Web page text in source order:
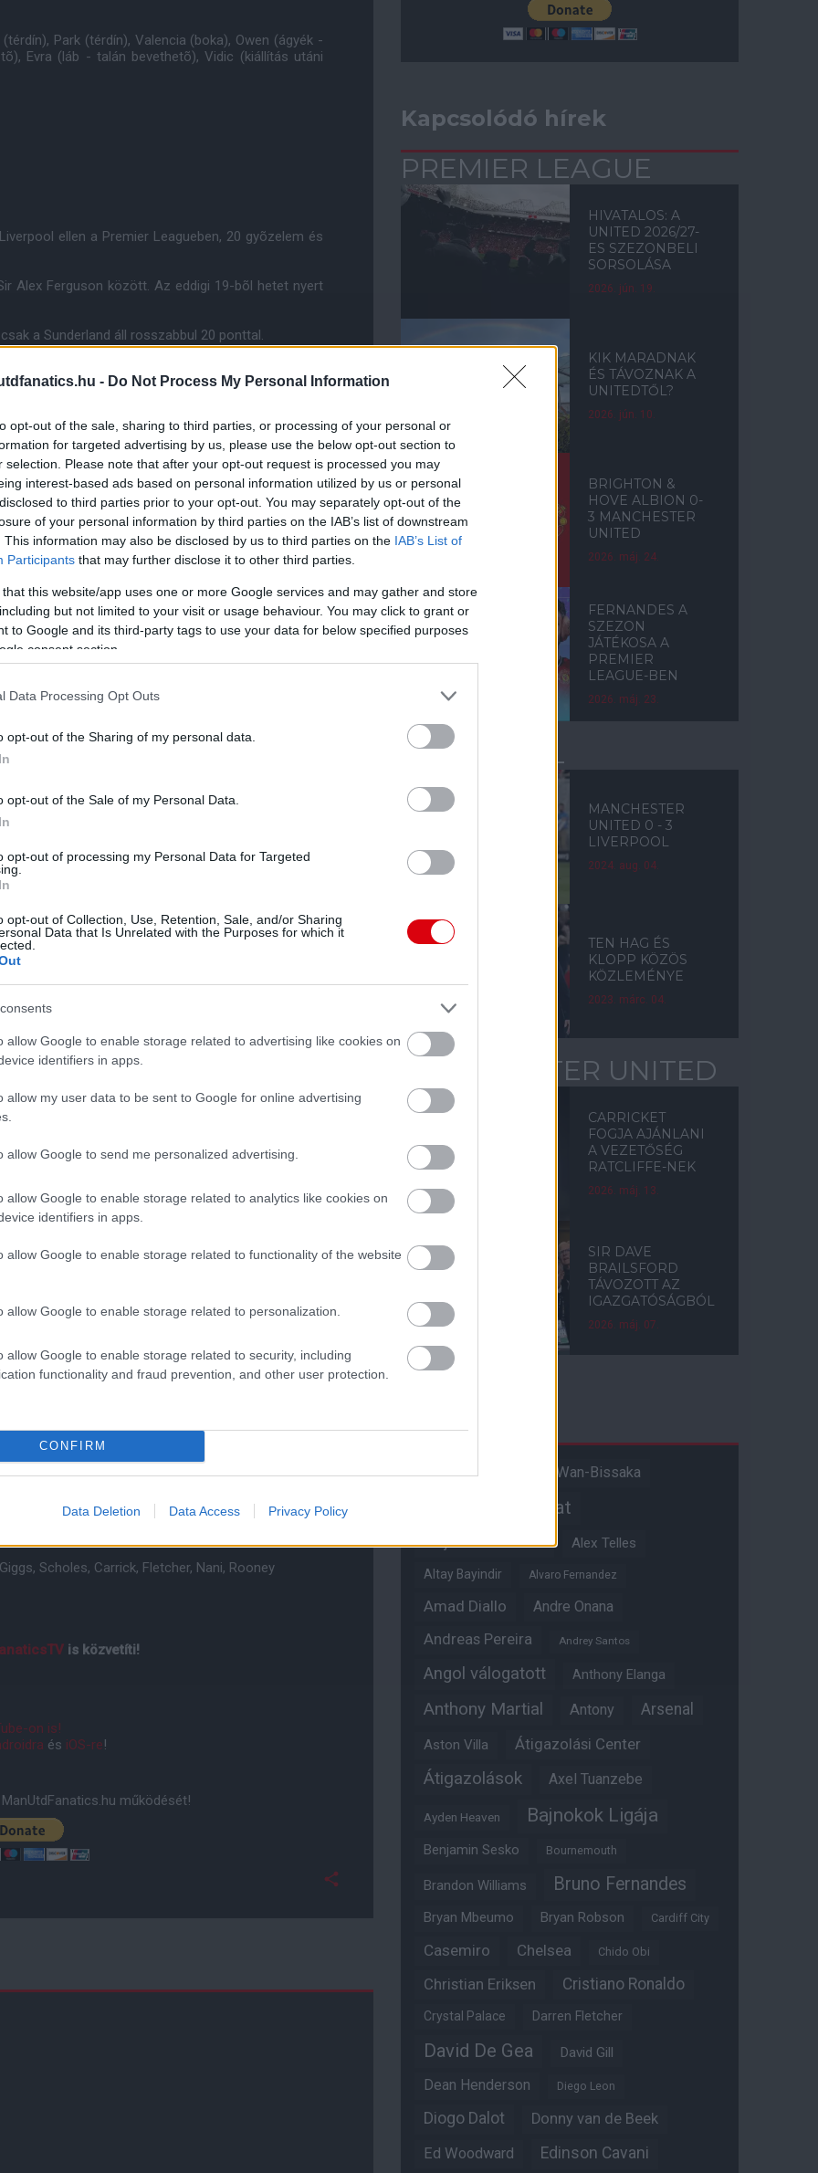
- Do Not Process My Personal Information
opt-out of the sale, sharing to third parties, or processing of your personal or
for targeted advertising by us, please use the below opt-out section to
selection. Please note that after your opt-out request is processed you may
interest-based ads based on personal information utilized by us or personal
to third parties prior to your opt-out. You may separately opt-out of the
of your personal information by third parties on the IAB’s list of downstream
This information may also be disclosed by us to third parties on the IAB’s List of
Participants that may further disclose it to other third parties.
that this website/app uses one or more Google services and may gather and store
but not limited to your visit or usage behaviour. You may click to grant or
to Google and its third-party tags to use your data for below specified purposes
consent section.
Data Processing Opt Outs
opt-out of the Sharing of my personal data.
opt-out of the Sale of my Personal Data.
opt-out of processing my Personal Data for Targeted
opt-out of Collection, Use, Retention, Sale, and/or Sharing
Data that Is Unrelated with the Purposes for which it
allow Google to enable storage related to advertising like cookies on
identifiers in apps.
allow my user data to be sent to Google for online advertising
allow Google to send me personalized advertising.
allow Google to enable storage related to analytics like cookies on
identifiers in apps.
allow Google to enable storage related to functionality of the website
allow Google to enable storage related to personalization.
allow Google to enable storage related to security, including
functionality and fraud prevention, and other user protection.
CONFIRM
Data Deletion Data Access Privacy Policy
Park (térdín), Valencia (boka), Owen (ágyék -
Evra (láb - talán bevethetõ), Vidic (kiállítás utáni
ellen a Premier Leagueben, 20 gyõzelem és
Alex Ferguson között. Az eddigi 19-bõl hetet nyert
a Sunderland áll rosszabbul 20 ponttal.
négy hazai bajnoki mérkõzésen.
28 meccsen 62 gólt szereztek.
a találkozó. A 949-bõl megnyert 563-at, 226-szor
23-szor, kikapott 14-szer és 12-szer döntetlent ért
legtöbbet foglalkoztatott játékosává válik
közösen állnak az élen 606 mérkõzéssel.
60 Pool gyõzelem, 251-232-es gólarány a United
10 Pool siker és 7 döntetlen, 55-42-es
8 gól(4 PL), Ngog 8 gól(2 PL)
Nani 10 gól(9 PL), Rooney 8 gól(7 PL)
színeiben
Lucas, Gerrard, Meireles, Kuyt, Suarez
Scholes, Carrick, Fletcher, Nani, Rooney
is közvetíti!
on is!
és iOS-re!
működését!
Kapcsolódó hírek
PREMIER LEAGUE
HIVATALOS: A
UNITED 2026/27-
ES SZEZONBELI
SORSOLÁSA
2026. jún. 19.
KIK MARADNAK
ÉS TÁVOZNAK A
UNITEDTŐL?
2026. jún. 10.
BRIGHTON &
HOVE ALBION 0-
3 MANCHESTER
UNITED
2026. máj. 24.
FERNANDES A
SZEZON
JÁTÉKOSA A
PREMIER
LEAGUE-BEN
2026. máj. 23.
LIVERPOOL
MANCHESTER
UNITED 0 - 3
LIVERPOOL
2024. aug. 04.
TEN HAG ÉS
KLOPP KÖZÖS
KÖZLEMÉNYE
2023. márc. 04.
MANCHESTER UNITED
CARRICKET
FOGJA AJÁNLANI
A VEZETŐSÉG
RATCLIFFE-NEK
2026. máj. 13.
SIR DAVE
BRAILSFORD
TÁVOZOTT AZ
IGAZGATÓSÁGBÓL
2026. máj. 07.
A hangadó Aaron Wan-Bissaka
Akadémiai csapat
Alejandro Garnacho Alex Telles
Altay Bayindir Alvaro Fernandez
Amad Diallo
Andre Onana
Andreas Pereira
Andrey Santos
Angol válogatott Anthony Elanga
Anthony Martial Antony Arsenal
Aston Villa Átigazolási Center
Átigazolások Axel Tuanzebe
Ayden Heaven Bajnokok Ligája
Benjamin Sesko Bournemouth
Brandon Williams Bruno Fernandes
Bryan Mbeumo Bryan Robson Cardiff City
Casemiro Chelsea Chido Obi
Christian Eriksen Cristiano Ronaldo
Crystal Palace Darren Fletcher
David De Gea David Gill
Dean Henderson Diego Leon
Diogo Dalot
Donny van de Beek
Ed Woodward
Edinson Cavani